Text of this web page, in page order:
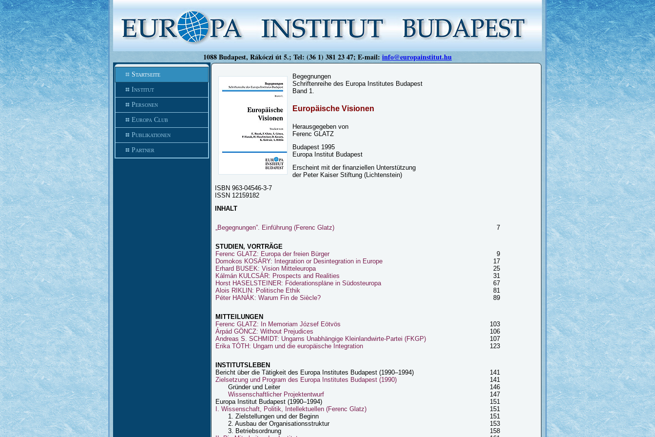
1088 Budapest, Rákóczi út 5.; Tel: (36 1) 381 23 47; E-mail: info@europainstitut.hu
Startseite
Institut
Personen
Europa Club
Publikationen
Partner
Begegnungen
Schriftenreihe des Europa Institutes Budapest
Band 1.
Europäische Visionen
Herausgegeben von
Ferenc GLATZ
Budapest 1995
Europa Institut Budapest
Erscheint mit der finanziellen Unterstützung
der Peter Kaiser Stiftung (Lichtenstein)
ISBN 963-04546-3-7
ISSN 12159182
INHALT
„Begegnungen”. Einführung (Ferenc Glatz) 7
STUDIEN, VORTRÄGE
Ferenc GLATZ: Europa der freien Bürger
Domokos KOSÁRY: Integration or Desintegration in Europe
Erhard BUSEK: Vision Mitteleuropa
Kálmán KULCSÁR: Prospects and Realities
Horst HASELSTEINER: Föderationspläne in Südosteuropa
Alois RIKLIN: Politische Ethik
Péter HANÁK: Warum Fin de Siècle?
9
17
25
31
67
81
89
MITTEILUNGEN
Ferenc GLATZ: In Memoriam József Eötvös
Árpád GÖNCZ: Without Prejudices
Andreas S. SCHMIDT: Ungarns Unabhängige Kleinlandwirte-Partei (FKGP)
Erika TÓTH: Ungarn und die europäische Integration
103
106
107
123
INSTITUTSLEBEN
Bericht über die Tätigkeit des Europa Institutes Budapest (1990–1994)
Zielsetzung und Program des Europa Institutes Budapest (1990)
Gründer und Leiter
Wissenschaftlicher Projektentwurf
Europa Institut Budapest (1990–1994)
I. Wissenschaft, Politik, Intellektuellen (Ferenc Glatz)
1. Zielstellungen und der Beginn
2. Ausbau der Organisationsstruktur
3. Betriebsordnung
141
141
146
147
151
151
151
153
158